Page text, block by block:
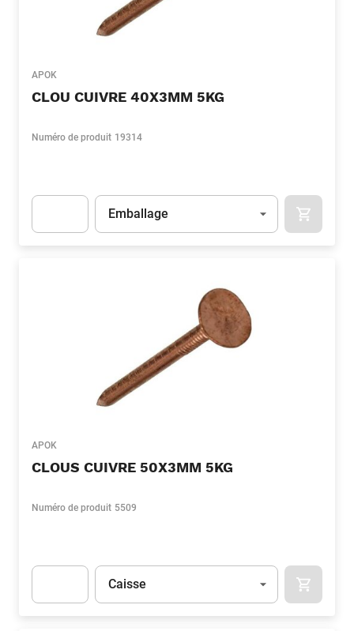
APOK
CLOU CUIVRE 40X3MM 5KG
Numéro de produit 19314
Unité
Emballage
APOK
CLOUS CUIVRE 50X3MM 5KG
Numéro de produit 5509
Unité
Caisse